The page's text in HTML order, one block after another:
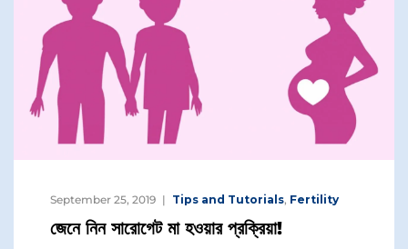
September 25, 2019 Tips and Tutorials, Fertility
জেনে নিন সারোগেট মা হওয়ার প্রক্রিয়া!